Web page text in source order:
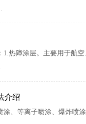
热障涂层。主要用于航
介绍
、等离子喷涂、爆炸喷